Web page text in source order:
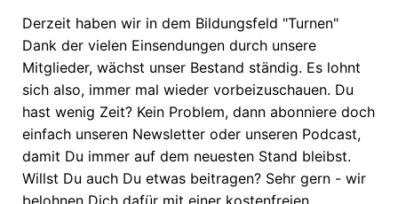
Derzeit haben wir in dem Bildungsfeld "Turnen"
Dank der vielen Einsendungen durch unsere
Mitglieder, wächst unser Bestand ständig. Es lohnt
sich also, immer mal wieder vorbeizuschauen. Du
hast wenig Zeit? Kein Problem, dann abonniere doch
einfach unseren Newsletter oder unseren Podcast,
damit Du immer auf dem neuesten Stand bleibst.
Willst Du auch Du etwas beitragen? Sehr gern - wir
belohnen Dich dafür mit einer kostenfreien